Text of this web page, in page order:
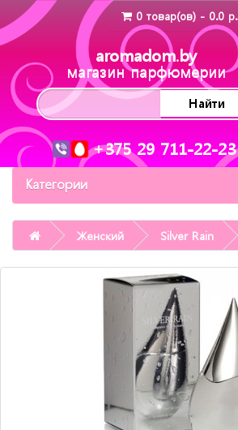
0 товар(ов) - 0.0 р.
aromadom.by
магазин парфюмерии
Найти
+375 29 711-22-23
Категории
Женский Silver Rain